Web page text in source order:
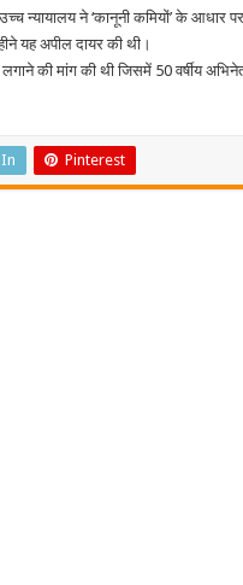
सलमान
खान
मुश्किल
न्यायालय ने ‘कानूनी कमियों’ के आधार
यह अपील दायर की थी।
की मांग की थी जिसमें 50 वर्षीय अभिनेता
Pinterest